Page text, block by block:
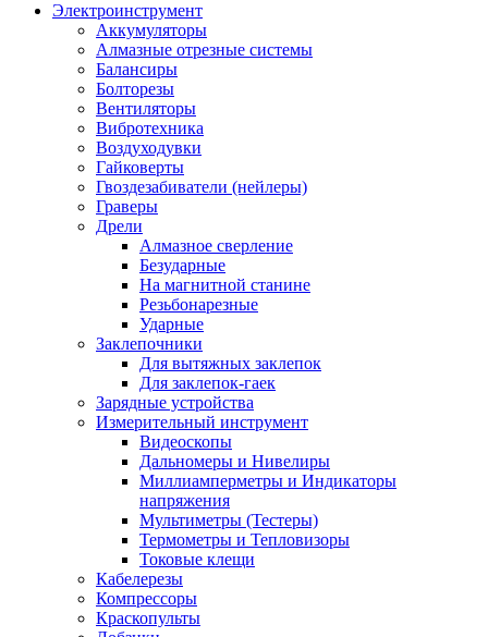
Электроинструмент
Аккумуляторы
Алмазные отрезные системы
Балансиры
Болторезы
Вентиляторы
Вибротехника
Воздуходувки
Гайковерты
Гвоздезабиватели (нейлеры)
Граверы
Дрели
Алмазное сверление
Безударные
На магнитной станине
Резьбонарезные
Ударные
Заклепочники
Для вытяжных заклепок
Для заклепок-гаек
Зарядные устройства
Измерительный инструмент
Видеоскопы
Дальномеры и Нивелиры
Миллиамперметры и Индикаторы
напряжения
Мультиметры (Тестеры)
Термометры и Тепловизоры
Токовые клещи
Кабелерезы
Компрессоры
Краскопульты